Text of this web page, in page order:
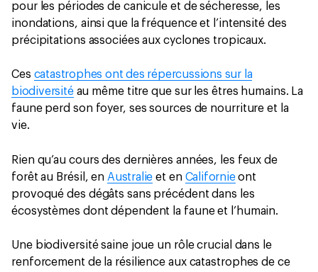
pour les périodes de canicule et de sécheresse, les
inondations, ainsi que la fréquence et l’intensité des
précipitations associées aux cyclones tropicaux.
Ces catastrophes ont des répercussions sur la
biodiversitéau même titre que sur les êtres humains. La
faune perd son foyer, ses sources de nourriture et la
vie.
Rien qu’au cours des dernières années, les feux de
forêt au Brésil, en Australie et en Californieont
provoqué des dégâts sans précédent dans les
écosystèmes dont dépendent la faune et l’humain.
Une biodiversité saine joue un rôle crucial dans le
renforcement de la résilience aux catastrophes de ce